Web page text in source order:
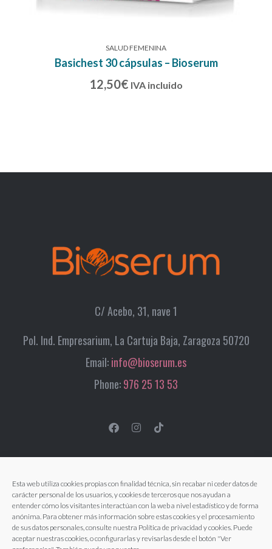
Esta web utiliza cookies propias con finalidad técnica, sin recabar ni ceder datos de
carácter personal de los usuarios, y cookies de terceros que nos ayudan a
entender cómo los visitantes interactúan con la web a nivel estadístico y de forma
anónima. Para obtener más información sobre estas cookies y el procesamiento
de sus datos personales, consulte nuestra Política de privacidad y cookies. Puede
aceptar nuestras cookies, o configurarlas y revisarlas desde el botón "Ver
SALUD FEMENINA
Basichest 30 cápsulas – Bioserum
12,50€ IVA incluido
C/ Acebo, 31, nave 1
Pol. Ind. Empresarium, La Cartuja Baja, Zaragoza 50720
Email:info@bioserum.es
Phone:976 25 13 53